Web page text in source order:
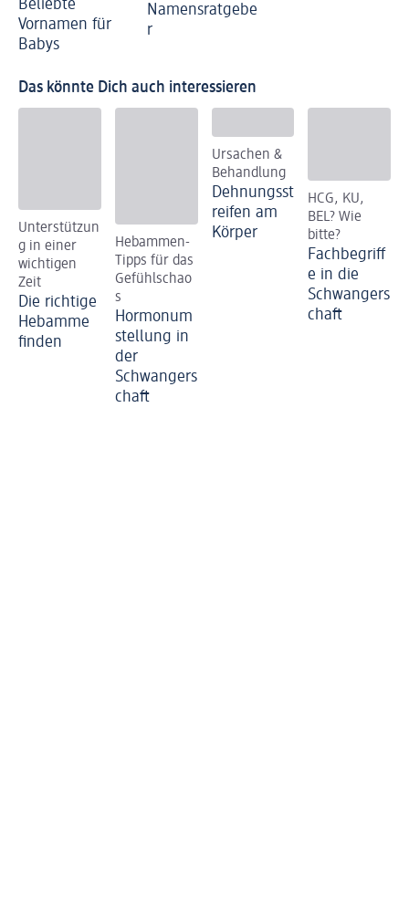
Beliebte
Vornamen für
Babys
Namensratgebe
r
Das könnte Dich auch interessieren
Unterstützun
g in einer
wichtigen
Zeit
Die richtige
Hebamme
finden
Hebammen-
Tipps für das
Gefühlschao
s
Hormonum
stellung in
der
Schwangers
chaft
Ursachen &
Behandlung
Dehnungsst
reifen am
Körper
HCG, KU,
BEL? Wie
bitte?
Fachbegriff
e in die
Schwangers
chaft